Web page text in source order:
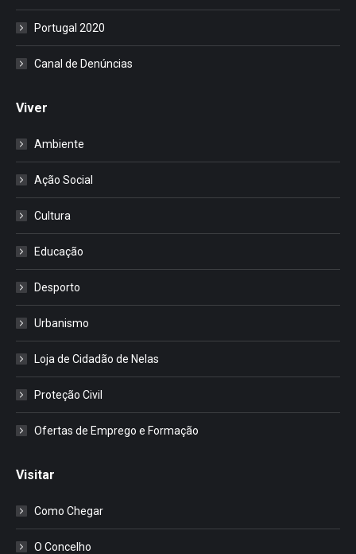
Portugal 2020
Canal de Denúncias
Viver
Ambiente
Ação Social
Cultura
Educação
Desporto
Urbanismo
Loja de Cidadão de Nelas
Proteção Civil
Ofertas de Emprego e Formação
Visitar
Como Chegar
O Concelho